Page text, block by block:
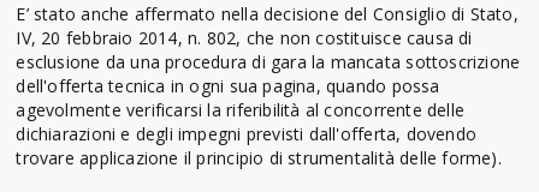
E’ stato anche affermato nella decisione del Consiglio di Stato,
IV, 20 febbraio 2014, n. 802, che non costituisce causa di
esclusione da una procedura di gara la mancata sottoscrizione
dell'offerta tecnica in ogni sua pagina, quando possa
agevolmente verificarsi la riferibilità al concorrente delle
dichiarazioni e degli impegni previsti dall'offerta, dovendo
trovare applicazione il principio di strumentalità delle forme).